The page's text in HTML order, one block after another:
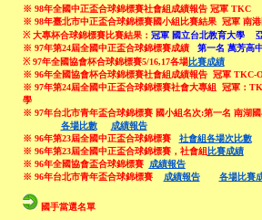
※ 98年全國中正盃合球錦標賽社會組成績報告 冠軍 TKC
※ 98年臺北市中正盃合球錦標賽國小組比賽結果 冠軍 南
※ 大專杯合球錦標賽比賽結果： 冠軍 國立台北教育大學
※ 97年第24屆全國中正盃合球錦標賽成績 第一名 萬芳高
※ 97年全國協會杯合球錦標賽5/16,17各場比賽成績
※ 96年全國協會杯合球錦標賽社會組成績報告 冠軍
※ 97年第24屆全國中正盃合球錦標賽社會大專組 冠軍：
學
※ 97年台北市青年盃合球錦標賽 國小組名次:第一名 南湖
各場比數
成績報告
※ 96年第23屆全國中正盃合球錦標賽
社會組各場次比數
※ 96年第23屆全國中正盃合球錦標賽， 社會組 比賽成績
※ 96年全國協會盃合球錦標賽
成績報告
※ 96年台北市青年盃合球錦標賽
成績報告 各場比賽
國手當選名單